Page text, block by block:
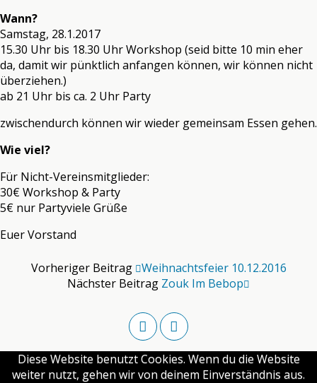
Wann?
Samstag, 28.1.2017
15.30 Uhr bis 18.30 Uhr Workshop (seid bitte 10 min eher
da, damit wir pünktlich anfangen können, wir können nicht
überziehen.)
ab 21 Uhr bis ca. 2 Uhr Party
zwischendurch können wir wieder gemeinsam Essen gehen.
Wie viel?
Für Nicht-Vereinsmitglieder:
30€ Workshop & Party
5€ nur Partyviele Grüße
Euer Vorstand
Vorheriger Beitrag Weihnachtsfeier 10.12.2016
Nächster Beitrag Zouk Im Bebop
Diese Website benutzt Cookies. Wenn du die Website
weiter nutzt, gehen wir von deinem Einverständnis aus.